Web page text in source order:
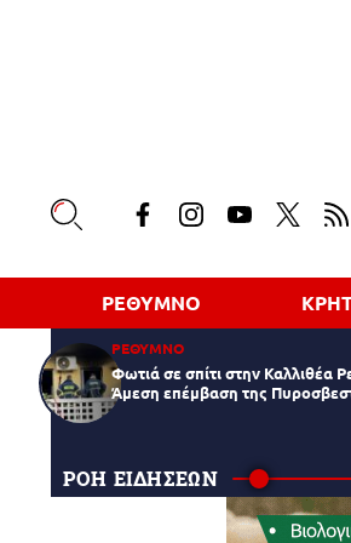
ΡΕΘΥΜΝΟ
ΡΕΘΥΜΝΟ
Φωτιά σε σπίτι στην Καλλιθέα
Άμεση επέμβαση της
ΡΟΗ ΕΙΔΗΣΕΩΝ